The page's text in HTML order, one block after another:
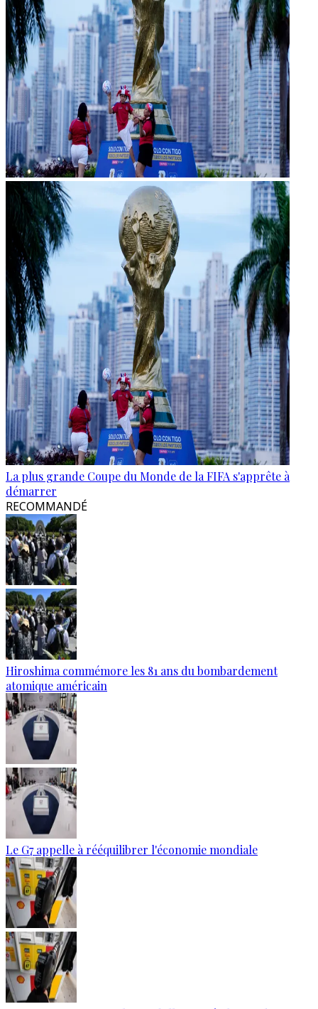
La plus grande Coupe du Monde de la FIFA s'apprête à
démarrer
RECOMMANDÉ
Hiroshima commémore les 81 ans du bombardement
atomique américain
Le G7 appelle à rééquilibrer l'économie mondiale